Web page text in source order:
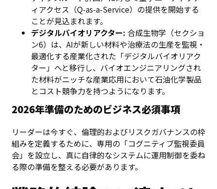
ィアクセス（Q-as-a-Service）の提供を開始する
ことが見込まれます。
デジタルバイオリアクター: 合成生物学（セクショ
ン6）は、AIが新しい材料や治療法の生産を監視・
最適化する産業化された「デジタルバイオリアク
ター」へと移行し、バイオエンジニアリングされ
た材料がニッチな産業応用において石油化学製品
とコスト競争力を持つようになります。
2026年準備のためのビジネス必須事項
リーダーは今すぐ、倫理的およびリスクガバナンスの枠
組みを定義するために、専用の「コグニティブ監視委員
会」を設立し、真に自律的なシステムに運用制御を委ね
る際の準備を整える必要があります。